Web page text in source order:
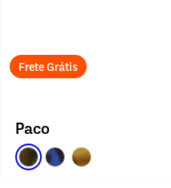
Frete Grátis
Paco